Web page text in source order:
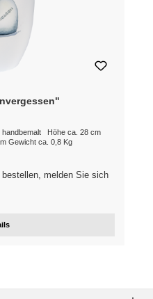
Höhe ca. 28 cm
melden Sie sich